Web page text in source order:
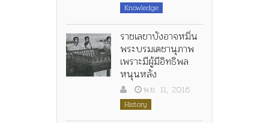
Knowledge
ราชเลขาบังอาจหมิ่น
พระบรมเดชานุภาพ
เพราะมีผู้มีอิทธิพล
หนุนหลัง
พ.ย. 11, 2016
History